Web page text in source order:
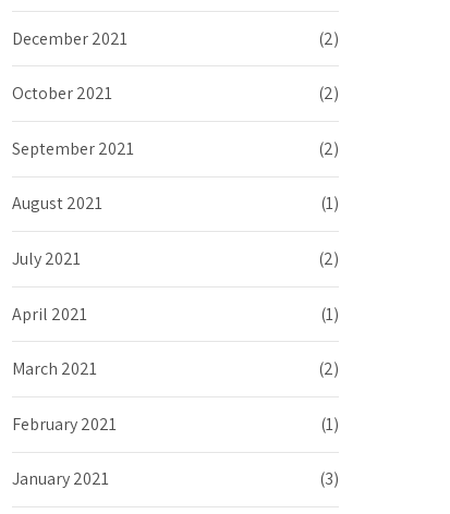
December 2021 (2)
October 2021 (2)
September 2021 (2)
August 2021 (1)
July 2021 (2)
April 2021 (1)
March 2021 (2)
February 2021 (1)
January 2021 (3)